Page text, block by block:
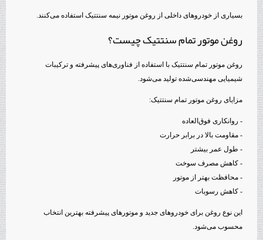
بسیاری از خودروهای داخلی از روغن موتور نیمه سنتتیک استفاده می‌کنند.
روغن موتور تمام سنتتیک چیست؟
روغن موتور تمام سنتتیک با استفاده از فناوری‌های پیشرفته و ترکیبات
شیمیایی مهندسی‌شده تولید می‌شود.
مزایای روغن موتور تمام سنتتیک:
- روانکاری فوق‌العاده
- مقاومت بالا در برابر حرارت
- طول عمر بیشتر
- کاهش مصرف سوخت
- محافظت بهتر از موتور
- کاهش رسوبات
این نوع روغن برای خودروهای جدید و موتورهای پیشرفته بهترین انتخاب
محسوب می‌شود.